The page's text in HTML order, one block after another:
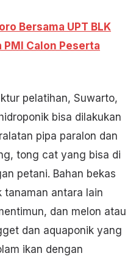
Bersama UPT BLK
Calon Peserta
pelatihan, Suwarto,
bisa dilakukan
pipa paralon dan
tong cat yang bisa di
petani. Bahan bekas
tanaman antara lain
dan melon atau
dan aquaponik yang
ikan dengan